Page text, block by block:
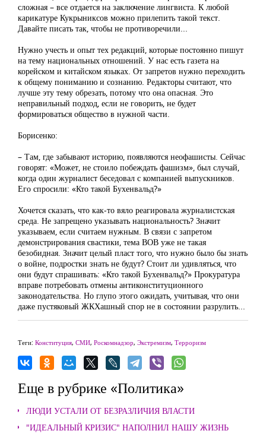
сложная – все отдается на заключение лингвиста. К любой
карикатуре Кукрыниксов можно прилепить такой текст.
Давайте писать так, чтобы не противоречили...
Нужно учесть и опыт тех редакций, которые постоянно пишут
на тему национальных отношений. У нас есть газета на
корейском и китайском языках. От запретов нужно переходить
к общему пониманию и сознанию. Редакторы считают, что
лучше эту тему обрезать, потому что она опасная. Это
неправильный подход, если не говорить, не будет
формироваться общество в нужной части.
Борисенко:
– Там, где забывают историю, появляются неофашисты. Сейчас
говорят: «Может, не стоило побеждать фашизм», был случай,
когда один журналист беседовал с компанией выпускников.
Его спросили: «Кто такой Бухенвальд?»
Хочется сказать, что как-то вяло реагировала журналистская
среда. Не запрещено указывать национальность? Значит
указываем, если считаем нужным. В связи с запретом
демонстрирования свастики, тема ВОВ уже не такая
безобидная. Значит целый пласт того, что нужно было бы знать
о войне, подростки знать не будут? Стоит ли удивляться, что
они будут спрашивать: «Кто такой Бухенвальд?» Прокуратура
вправе потребовать отмены антиконституционного
законодательства. Но глупо этого ожидать, учитывая, что они
даже пустяковый ЖКХашный спор не в состоянии разрулить...
Теги: Конституция, СМИ, Роскомнадзор, Экстремизм, Терроризм
Еще в рубрике «Политика»
ЛЮДИ УСТАЛИ ОТ БЕЗРАЗЛИЧИЯ ВЛАСТИ
"ИДЕАЛЬНЫЙ КРИЗИС" НАПОЛНИЛ НАШУ ЖИЗНЬ